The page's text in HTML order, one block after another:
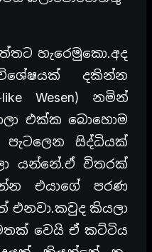
හැරෙමුකො.අද
දකින්න
like Wesen) නමින්
එක්ක බොහොම
පැටලෙන සිද්ධියක්
යන්නේ.ඒ විතරක්
එයාගේ පරණ
කියලා
වෙයි ඒ කට්ටිය